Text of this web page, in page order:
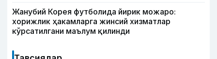
Жанубий Корея футболида йирик можаро:
хорижлик ҳакамларга жинсий хизматлар
кўрсатилгани маълум қилинди